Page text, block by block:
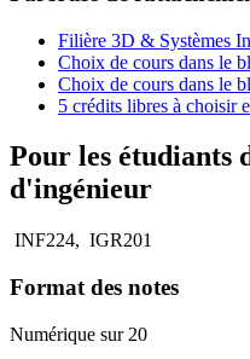
Filière 3D & Systèmes
Choix de cours dans le
Choix de cours dans le
5 crédits libres à
Pour les étudiants
d'ingénieur
INF224, IGR201
Format des notes
Numérique sur 20